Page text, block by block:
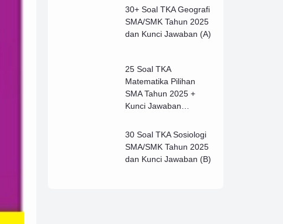
30+ Soal TKA Geografi
SMA/SMK Tahun 2025
dan Kunci Jawaban (A)
25 Soal TKA
Matematika Pilihan
SMA Tahun 2025 +
Kunci Jawaban
30 Soal TKA Sosiologi
SMA/SMK Tahun 2025
dan Kunci Jawaban (B)